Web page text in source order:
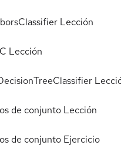
Lección
Lección
de conjunto Lección
de conjunto Ejercicio